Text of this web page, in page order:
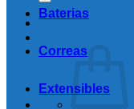
Baterias
Correas
Extensibles